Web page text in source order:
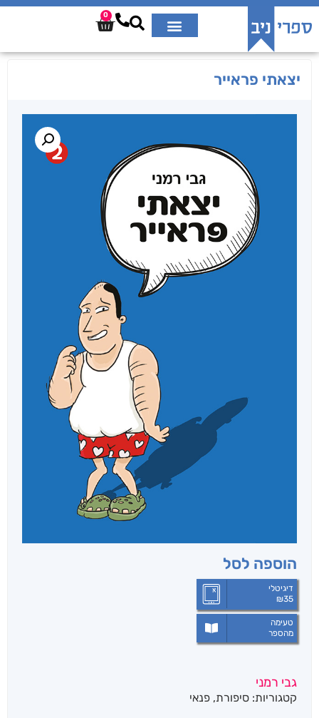
0
יצאתי פראייר
הוספה לסל
דיגיטלי
₪35
טעימה
מהספר
גבי רמני
קטגוריות: סיפורת, פנאי